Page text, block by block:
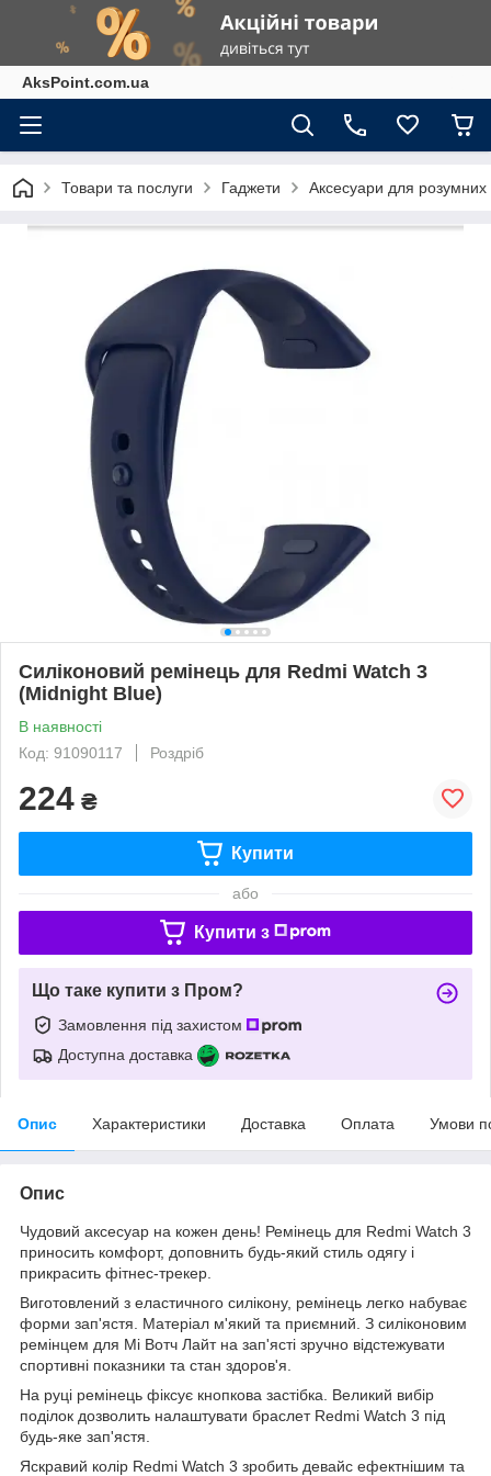
AksPoint.com.ua
Товари та послуги Гаджети Аксесуари для розумних
Силіконовий ремінець для Redmi Watch 3
(Midnight Blue)
В наявності
Код: 91090117
Роздріб
224 ₴
Купити
або
Купити з
Що таке купити з Пром?
Замовлення під захистом
Доступна доставка
Опис Характеристики Доставка Оплата Умови
Опис
Чудовий аксесуар на кожен день! Ремінець для Redmi Watch 3
приносить комфорт, доповнить будь-який стиль одягу і
прикрасить фітнес-трекер.
Виготовлений з еластичного силікону, ремінець легко набуває
форми зап'ястя. Матеріал м'який та приємний. З силіконовим
ремінцем для Мі Вотч Лайт на зап'ясті зручно відстежувати
спортивні показники та стан здоров'я.
На руці ремінець фіксує кнопкова застібка. Великий вибір
поділок дозволить налаштувати браслет Redmi Watch 3 під
будь-яке зап'ястя.
Яскравий колір Redmi Watch 3 зробить девайс ефектнішим та